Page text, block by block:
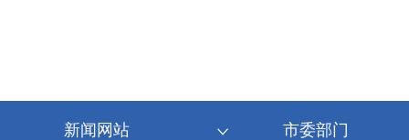
新闻网站 市委部门